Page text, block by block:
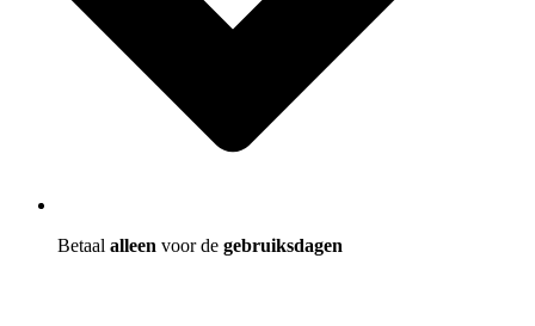
Betaal alleen voor de gebruiksdagen